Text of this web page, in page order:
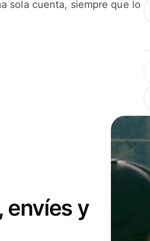
sola cuenta, siempre que lo
envíes y